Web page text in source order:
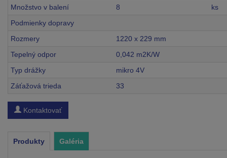
Množstvo v balení
8
ks
Podmienky dopravy
Rozmery
1220 x 229 mm
Tepelný odpor
0,042 m2K/W
Typ drážky
mikro 4V
Záťažová trieda
33
Kontaktovať
Produkty Galéria